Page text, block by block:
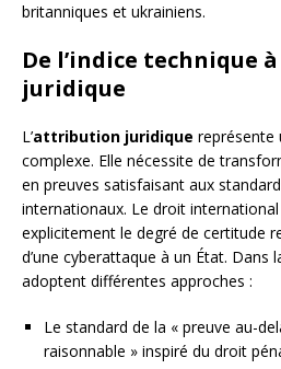
britanniques et ukrainiens.
De l’indice technique
juridique
L’attribution juridique représente
complexe. Elle nécessite de
en preuves satisfaisant aux
internationaux. Le droit
explicitement le degré de certitude
d’une cyberattaque à un État. Dans
adoptent différentes approches :
Le standard de la « preuve au-
raisonnable » inspiré du droit